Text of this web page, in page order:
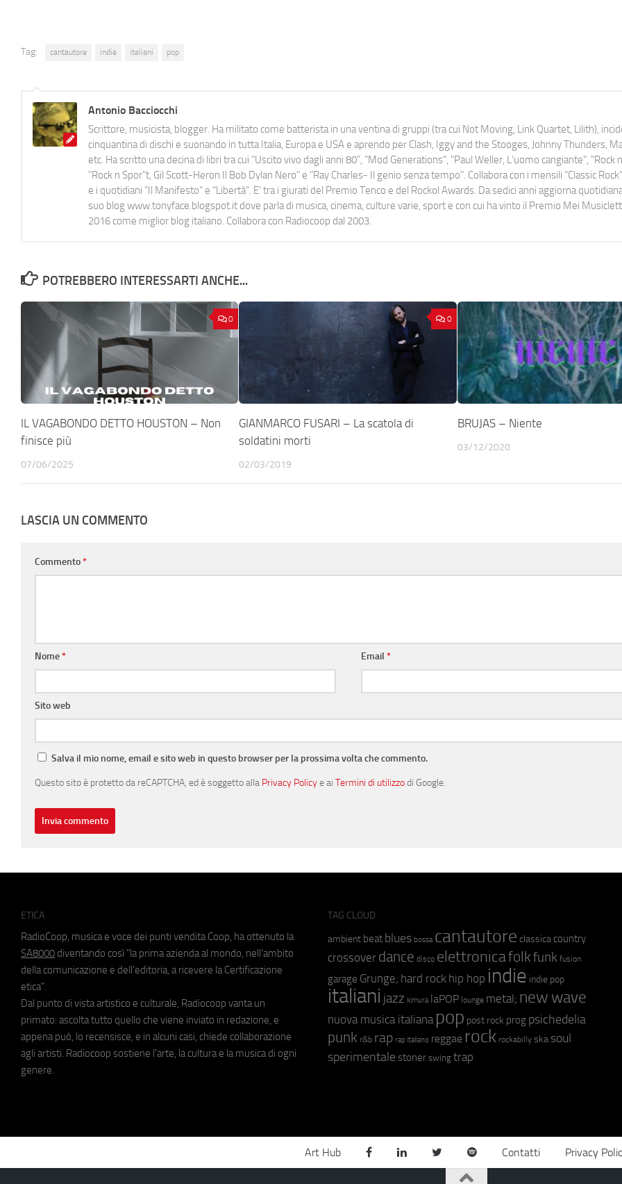
Tag: cantautore indie italiani pop
Antonio Bacciocchi
Scrittore, musicista, blogger. Ha militato come batterista in una ventina di gruppi (tra cui Not Moving, Link Quartet, Lilith),
cinquantina di dischi e suonando in tutta Italia, Europa e USA e aprendo per Clash, Iggy and the Stooges, Johnny Thunders,
etc. Ha scritto una decina di libri tra cui "Uscito vivo dagli anni 80", "Mod Generations", "Paul Weller, L’uomo cangiante", "Rock
"Rock n Spor"t, Gil Scott-Heron Il Bob Dylan Nero" e "Ray Charles- Il genio senza tempo". Collabora con i mensili “Classic
e i quotidiani “Il Manifesto” e “Libertà”. E' tra i giurati del Premio Tenco e del Rockol Awards. Da sedici anni aggiorna
suo blog www.tonyface.blogspot.it dove parla di musica, cinema, culture varie, sport e con cui ha vinto il Premio Mei
2016 come miglior blog italiano. Collabora con Radiocoop dal 2003.
POTREBBERO INTERESSARTI ANCHE...
0
IL VAGABONDO DETTO HOUSTON – Non
finisce più
07/06/2025
0
GIANMARCO FUSARI – La scatola di
soldatini morti
02/03/2019
BRUJAS – Niente
03/12/2020
LASCIA UN COMMENTO
Commento*
Nome* Email*
Sito web
Salva il mio nome, email e sito web in questo browser per la prossima volta che commento.
Questo sito è protetto da reCAPTCHA, ed è soggetto alla Privacy Policye ai Termini di utilizzodi Google.
ETICA
RadioCoop, musica e voce dei punti vendita Coop, ha ottenuto la
SA8000 diventando così "la prima azienda al mondo, nell'ambito
della comunicazione e dell'editoria, a ricevere la Certificazione
etica".
Dal punto di vista artistico e culturale, Radiocoop vanta un
primato: ascolta tutto quello che viene inviato in redazione, e
appena può, lo recensisce, e in alcuni casi, chiede collaborazione
agli artisti. Radiocoop sostiene l'arte, la cultura e la musica di ogni
genere.
TAG CLOUD
ambient beat blues bossa cantautore classica country
crossover dance disco elettronicafolkfunk fusion
garage Grunge; hard rock hip hop indie indie pop
italiani jazz kimura laPOP lounge metal; new wave
nuova musica italiana pop post rock prog psichedelia
punk r&b rap rap italiano reggae rock rockabilly ska soul
sperimentale stoner swing trap
Art Hub Contatti Privacy